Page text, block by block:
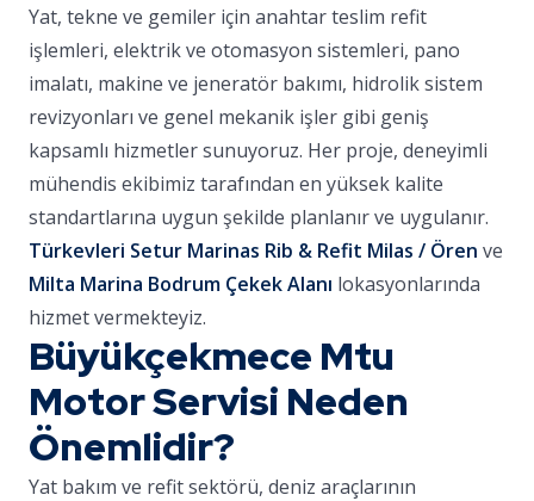
Yat, tekne ve gemiler için anahtar teslim refit
işlemleri, elektrik ve otomasyon sistemleri, pano
imalatı, makine ve jeneratör bakımı, hidrolik sistem
revizyonları ve genel mekanik işler gibi geniş
kapsamlı hizmetler sunuyoruz. Her proje, deneyimli
mühendis ekibimiz tarafından en yüksek kalite
standartlarına uygun şekilde planlanır ve uygulanır.
Türkevleri Setur Marinas Rib & Refit Milas / Ören ve
Milta Marina Bodrum Çekek Alanı lokasyonlarında
hizmet vermekteyiz.
Büyükçekmece Mtu
Motor Servisi Neden
Önemlidir?
Yat bakım ve refit sektörü, deniz araçlarının